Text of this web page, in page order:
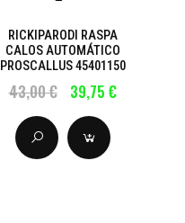
RICKIPARODI RASPA
CALOS AUTOMÁTICO
PROSCALLUS 45401150
43,00 € 39,75 €